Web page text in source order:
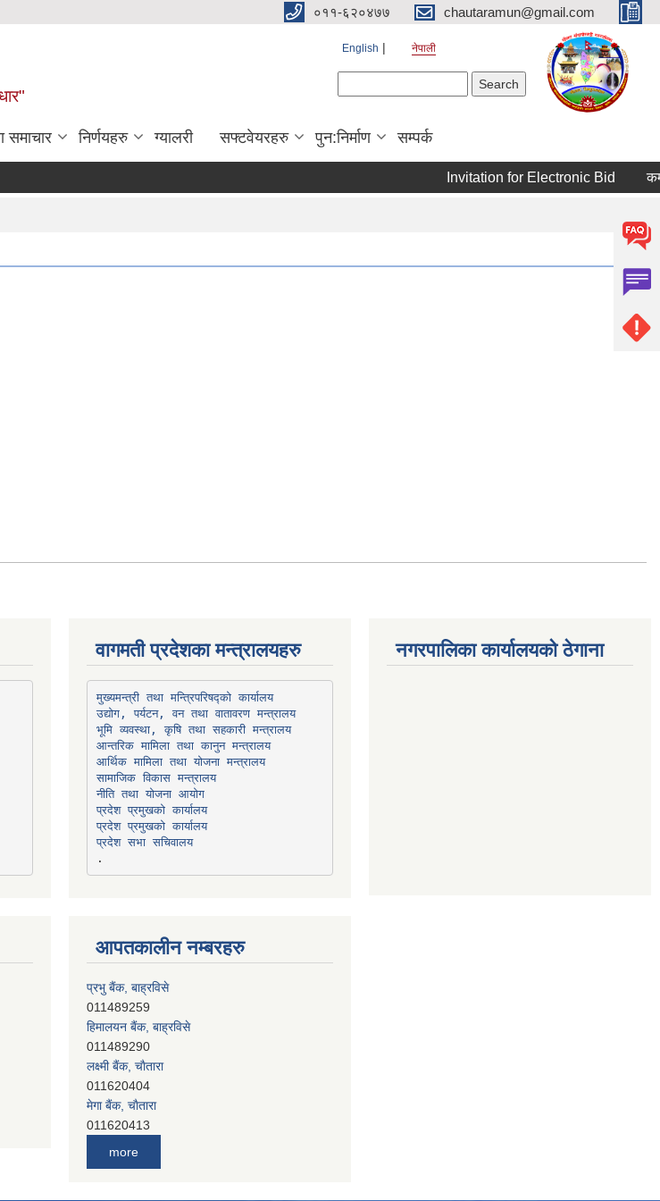
०११-६२०४७७ chautaramun@gmail.com
English नेपाली
समाचार निर्णयहरु ग्यालरी सफ्टवेयरहरु पुन:निर्माण सम्पर्क
Invitation for Electronic Bid
वागमती प्रदेशका मन्त्रालयहरु
मुख्यमन्त्री तथा मन्त्रिपरिषद्को कार्यालय
उद्योग, पर्यटन, वन तथा वातावरण मन्त्रालय
भूमि व्यवस्था, कृषि तथा सहकारी मन्त्रालय
आन्तरिक मामिला तथा कानुन मन्त्रालय
आर्थिक मामिला तथा योजना मन्त्रालय
सामाजिक विकास मन्त्रालय
नीति तथा योजना आयोग
प्रदेश प्रमुखको कार्यालय
प्रदेश प्रमुखको कार्यालय
प्रदेश सभा सचिवालय
आपतकालीन नम्बरहरु
प्रभु बैंक, बाह्रविसे
011489259
हिमालयन बैंक, बाह्रविसे
011489290
लक्ष्मी बैंक, चाैतारा
011620404
मेगा बैंक, चाैतारा
011620413
जनता बैंक, चाैतारा
more
नगरपालिका कार्यालयको ठेगाना